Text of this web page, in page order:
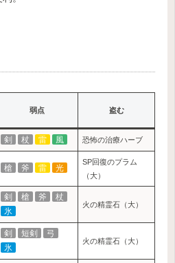
弱点 盗む
剣 杖 雷 風 恐怖の治療ハーブ
槍 斧 雷 光
SP回復のプラム
（大）
剣 槍 斧
杖
氷
火の精霊石（大）
剣 短剣
弓
氷
火の精霊石（大）